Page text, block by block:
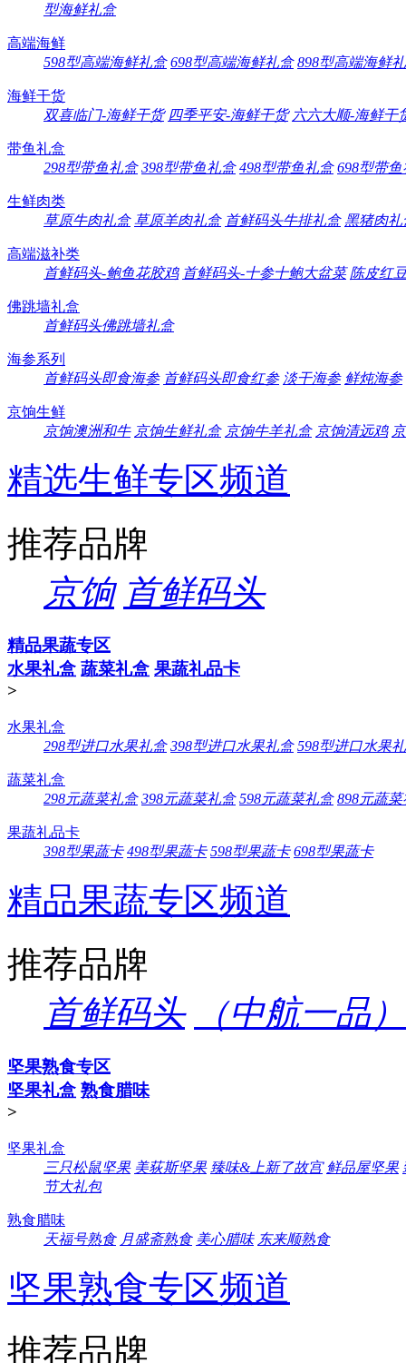
型海鲜礼盒
高端海鲜
598型高端海鲜礼盒 698型高端海鲜礼盒 898型高端海鲜
海鲜干货
双喜临门-海鲜干货 四季平安-海鲜干货 六六大顺-海鲜干
带鱼礼盒
298型带鱼礼盒 398型带鱼礼盒 498型带鱼礼盒 698型带鱼
生鲜肉类
草原牛肉礼盒 草原羊肉礼盒 首鲜码头牛排礼盒 黑猪肉礼
高端滋补类
首鲜码头-鲍鱼花胶鸡 首鲜码头-十参十鲍大盆菜 陈皮红
佛跳墙礼盒
首鲜码头佛跳墙礼盒
海参系列
首鲜码头即食海参 首鲜码头即食红参 淡干海参 鲜炖海参
京饷生鲜
京饷澳洲和牛 京饷生鲜礼盒 京饷牛羊礼盒 京饷清远鸡
精选生鲜专区频道
推荐品牌
京饷 首鲜码头
精品果蔬专区
水果礼盒 蔬菜礼盒 果蔬礼品卡
>
水果礼盒
298型进口水果礼盒 398型进口水果礼盒 598型进口水果
蔬菜礼盒
298元蔬菜礼盒 398元蔬菜礼盒 598元蔬菜礼盒 898元蔬菜
果蔬礼品卡
398型果蔬卡 498型果蔬卡 598型果蔬卡 698型果蔬卡
精品果蔬专区频道
推荐品牌
首鲜码头
（中航一品）
坚果熟食专区
坚果礼盒 熟食腊味
>
坚果礼盒
三只松鼠坚果 美荻斯坚果 臻味&上新了故宫 鲜品屋坚果
节大礼包
熟食腊味
天福号熟食 月盛斋熟食 美心腊味 东来顺熟食
坚果熟食专区频道
推荐品牌